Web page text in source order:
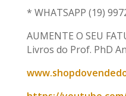
* WHATSAPP (19)
AUMENTE O SEU
Livros do Prof. PhD